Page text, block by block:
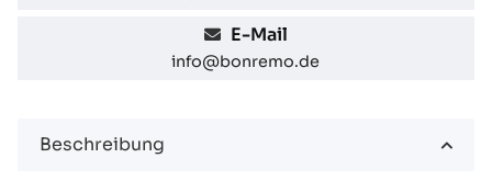
E-Mail
info@bonremo.de
Beschreibung